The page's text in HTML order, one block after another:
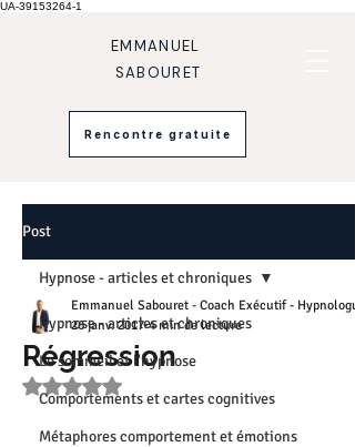
UA-39153264-1
EMMANUEL
SABOURET
Rencontre gratuite
Post
Hypnose - articles et chroniques
Le sommeil et l'hypnose
Comportements et cartes cognitives
Métaphores comportement et émotions
Hypnose - articles et chroniques
Régression
Emmanuel Sabouret - Coach Exécutif -
26 janv. 2017 4 min de lecture
Noté NaN étoiles sur 5.